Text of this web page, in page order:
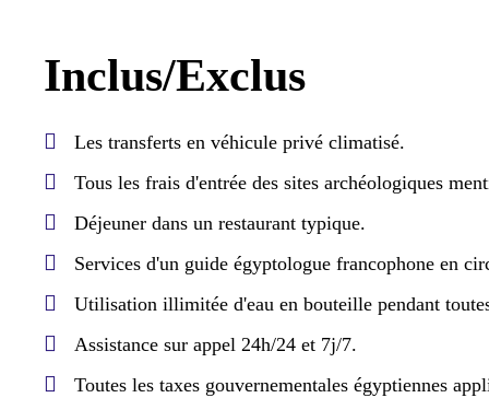
Inclus/Exclus
Les transferts en véhicule privé climatisé.
Tous les frais d'entrée des sites archéologiques
Déjeuner dans un restaurant typique.
Services d'un guide égyptologue francophone en
Utilisation illimitée d'eau en bouteille pendant
Assistance sur appel 24h/24 et 7j/7.
Toutes les taxes gouvernementales égyptiennes